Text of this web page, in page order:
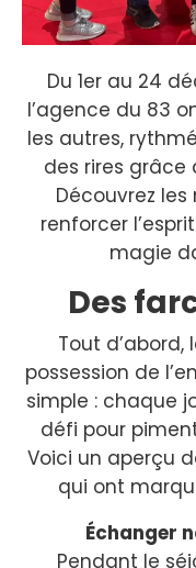
Du 1er au 24
l’agence du 83
les autres,
des rires grâce
Découvrez
renforcer
magie
Des
Tout
possession de
simple : chaque
défi pour
Voici un aperçu
qui ont
Échanger
Pendant le